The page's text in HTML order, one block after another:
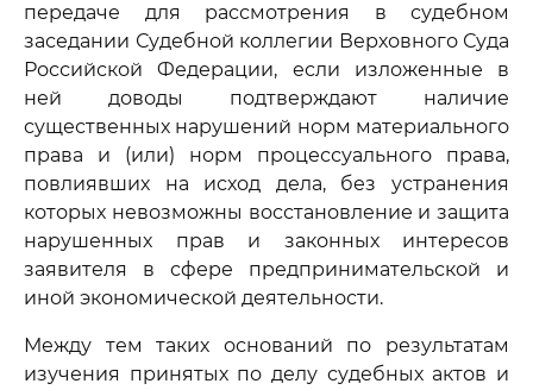
передаче для рассмотрения в судебном
заседании Судебной коллегии Верховного Суда
Российской Федерации, если изложенные в
ней доводы подтверждают наличие
существенных нарушений норм материального
права и (или) норм процессуального права,
повлиявших на исход дела, без устранения
которых невозможны восстановление и защита
нарушенных прав и законных интересов
заявителя в сфере предпринимательской и
иной экономической деятельности.
Между тем таких оснований по результатам
изучения принятых по делу судебных актов и